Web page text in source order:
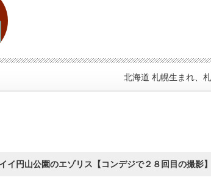
北海道 札幌生まれ、
イ円山公園のエゾリス【コンデジで２８回目の撮影】